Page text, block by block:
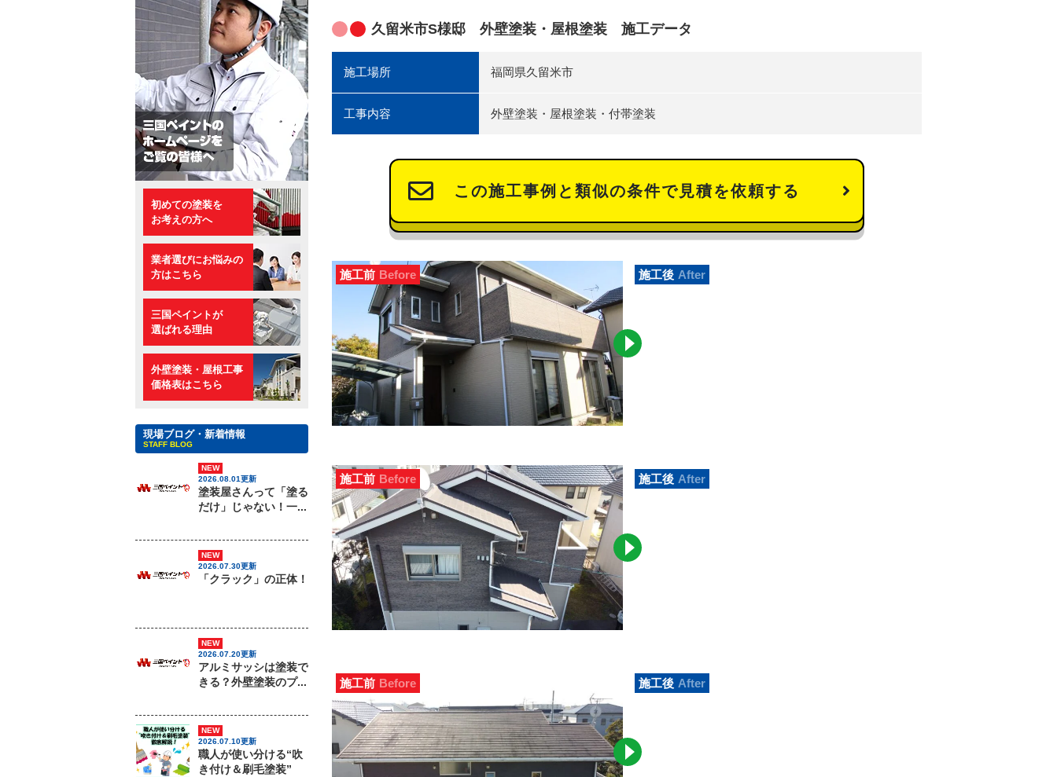
久留米市S様邸 外壁塗装・屋根塗装 施工データ
施工場所 福岡県久留米市
工事内容 外壁塗装・屋根塗装・付帯塗装
この施工事例と類似の条件で見積を依頼する
施工前 Before 施工後 After
施工前 Before 施工後 After
施工前 Before 施工後 After
初めての塗装を
お考えの方へ
業者選びにお悩みの
方はこちら
三国ペイントが
選ばれる理由
外壁塗装・屋根工事
価格表はこちら
現場ブログ・新着情報
STAFF BLOG
NEW
2026.08.01更新
塗装屋さんって「塗る
だけ」じゃない！一...
NEW
2026.07.30更新
「クラック」の正体！
NEW
2026.07.20更新
アルミサッシは塗装で
きる？外壁塗装のプ...
NEW
2026.07.10更新
職人が使い分ける“吹
き付け＆刷毛塗装”